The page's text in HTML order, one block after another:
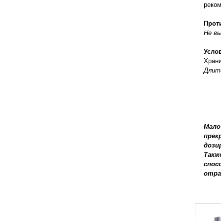
Не